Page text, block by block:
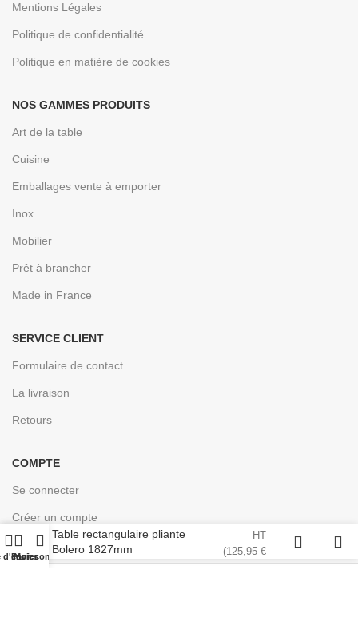
Mentions Légales
Politique de confidentialité
Politique en matière de cookies
NOS GAMMES PRODUITS
Art de la table
Cuisine
Emballages vente à emporter
Inox
Mobilier
Prêt à brancher
Made in France
SERVICE CLIENT
Formulaire de contact
La livraison
Retours
COMPTE
Se connecter
Créer un compte
d'envies
Panier
Mon compte
Table rectangulaire pliante
Bolero 1827mm
HT
(125,95 €
TTC)